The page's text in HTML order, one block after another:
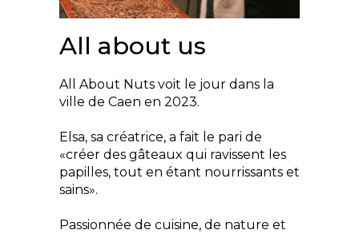
All about us
All About Nuts voit le jour dans la
ville de Caen en 2023.
Elsa, sa créatrice, a fait le pari de
«créer des gâteaux qui ravissent les
papilles, tout en étant nourrissants et
sains».
Passionnée de cuisine, de nature et